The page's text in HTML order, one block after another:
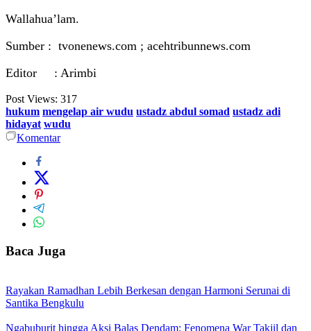
Wallahua’lam.
Sumber : tvonenews.com ; acehtribunnews.com
Editor : Arimbi
Post Views: 317
hukum mengelap air wudu ustadz abdul somad ustadz adi
hidayat wudu
Komentar
Baca Juga
Rayakan Ramadhan Lebih Berkesan dengan Harmoni Serunai di
Santika Bengkulu
Ngabuburit hingga Aksi Balas Dendam: Fenomena War Takjil dan